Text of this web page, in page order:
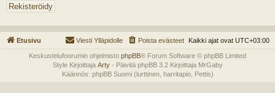
Rekisteröidy
Etusivu Kaikki ajat ovat UTC+03:00
Poista evästeet
Viesti Ylläpidolle
Keskustelufoorumin ohjelmisto phpBB® Forum Software © phpBB Limited
Style Kirjoittaja Arty- Päivitä phpBB 3.2 Kirjoittaja MrGaby
Käännös: phpBB Suomi (lurttinen, harritapio, Pettis)